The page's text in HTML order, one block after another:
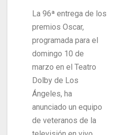
La 96ª entrega de los
premios Oscar,
programada para el
domingo 10 de
marzo en el Teatro
Dolby de Los
Ángeles, ha
anunciado un equipo
de veteranos de la